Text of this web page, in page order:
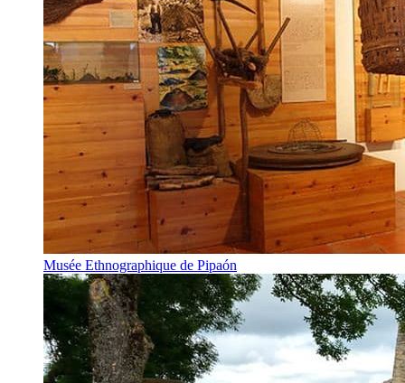
Musée Ethnographique de Pipaón